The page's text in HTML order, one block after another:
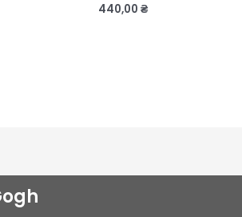
Оцінено
440,00₴